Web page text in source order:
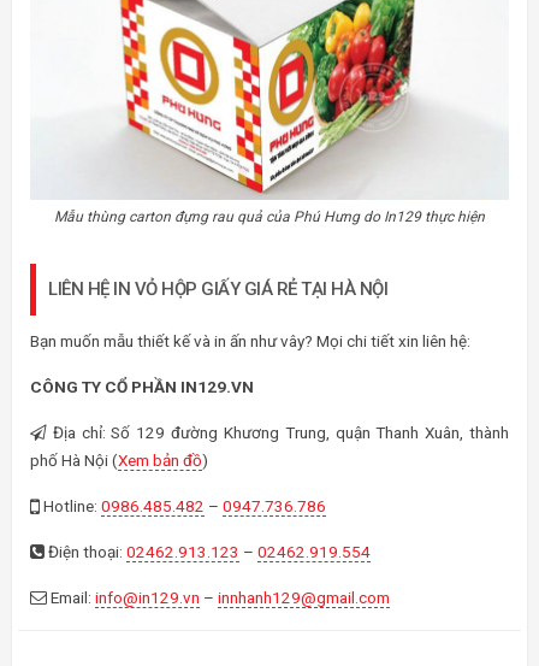
Mẫu thùng carton đựng rau quả của Phú Hưng do In129 thực hiện
LIÊN HỆ IN VỎ HỘP GIẤY GIÁ RẺ TẠI HÀ NỘI
Bạn muốn mẫu thiết kế và in ấn như vây? Mọi chi tiết xin liên hệ:
CÔNG TY CỔ PHẦN IN129.VN
Địa chỉ: Số 129 đường Khương Trung, quận Thanh Xuân, thành
phố Hà Nội (Xem bản đồ)
Hotline: 0986.485.482 – 0947.736.786
Điện thoại: 02462.913.123 – 02462.919.554
Email: info@in129.vn – innhanh129@gmail.com